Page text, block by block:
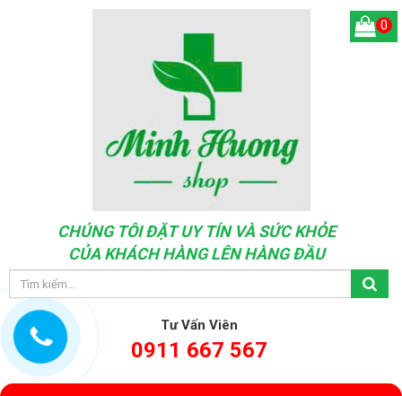
CHÚNG TÔI ĐẶT UY TÍN VÀ SỨC KHỎE
CỦA KHÁCH HÀNG LÊN HÀNG ĐẦU
Tư Vấn Viên
0911 667 567
0